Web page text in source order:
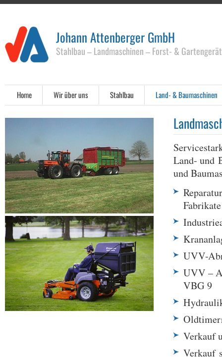
Johann Attenberger GmbH
Stahlbau – Landmaschinen – Forst- &
Home Wir über uns Stahlbau Land- & Baumaschinen
Land- und
und
Fabrikate
UVV-
UVV –
VBG 9
Verkauf
Verkauf